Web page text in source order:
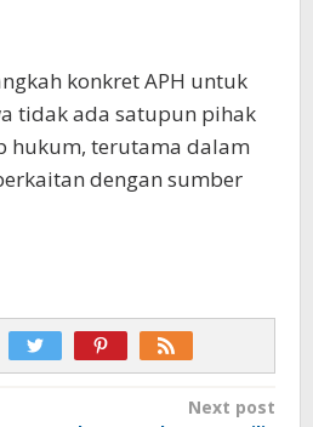
konkret APH untuk
tidak ada satupun pihak
hukum, terutama dalam
dengan sumber
Next post